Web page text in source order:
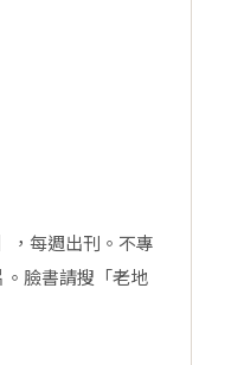
，每週出刊。不專
臉書請搜「老地